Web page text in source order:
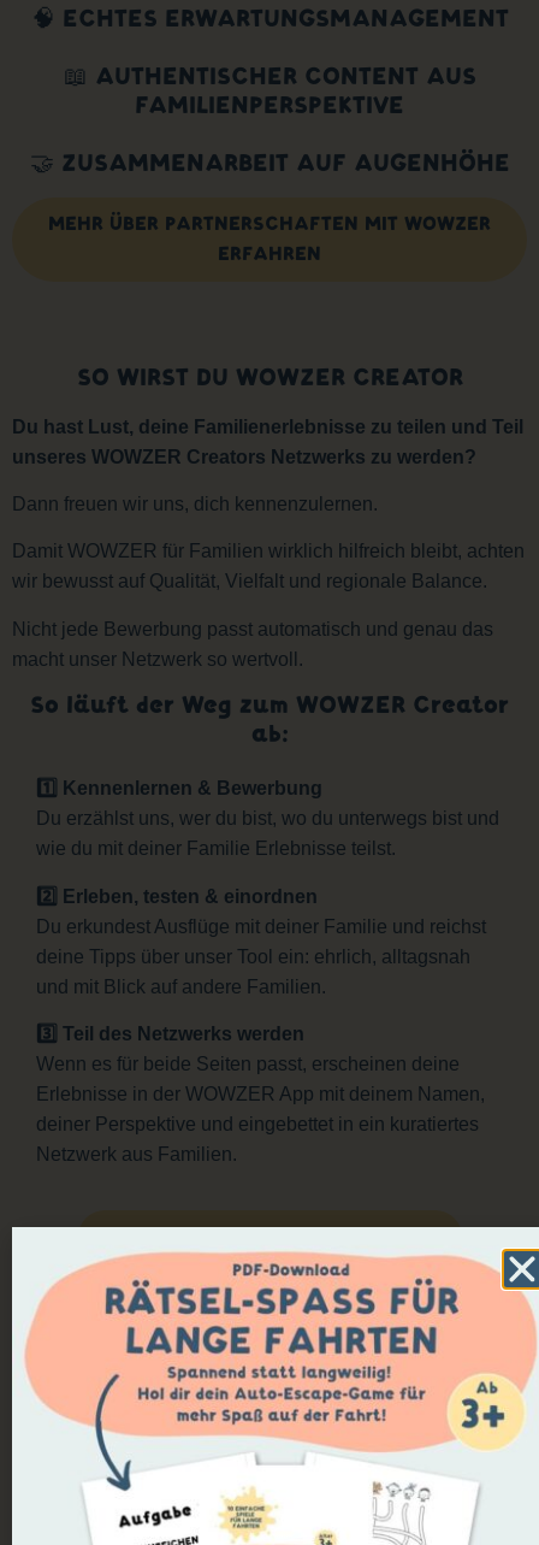
🧠 ECHTES ERWARTUNGSMANAGEMENT
📖 AUTHENTISCHER CONTENT AUS
FAMILIENPERSPEKTIVE
🤝 ZUSAMMENARBEIT AUF AUGENHÖHE
MEHR ÜBER PARTNERSCHAFTEN MIT WOWZER
ERFAHREN
SO WIRST DU WOWZER CREATOR
Du hast Lust, deine Familienerlebnisse zu teilen und Teil
unseres WOWZER Creators Netzwerks zu werden?
Dann freuen wir uns, dich kennenzulernen.
Damit WOWZER für Familien wirklich hilfreich bleibt, achten
wir bewusst auf Qualität, Vielfalt und regionale Balance.
Nicht jede Bewerbung passt automatisch und genau das
macht unser Netzwerk so wertvoll.
So läuft der Weg zum WOWZER Creator
ab:
1️⃣ Kennenlernen & Bewerbung
Du erzählst uns, wer du bist, wo du unterwegs bist und
wie du mit deiner Familie Erlebnisse teilst.
2️⃣ Erleben, testen & einordnen
Du erkundest Ausflüge mit deiner Familie und reichst
deine Tipps über unser Tool ein: ehrlich, alltagsnah
und mit Blick auf andere Familien.
3️⃣ Teil des Netzwerks werden
Wenn es für beide Seiten passt, erscheinen deine
Erlebnisse in der WOWZER App mit deinem Namen,
deiner Perspektive und eingebettet in ein kuratiertes
Netzwerk aus Familien.
DER WOWZER CREATORS CLUB:
AUSTAUSCH, LERNEN & ZUSAMMENHALT
Der WOWZER Creators Club ist der Ort, an dem aus